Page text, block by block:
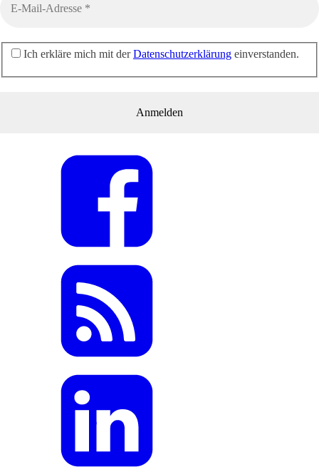
Ich erkläre mich mit derDatenschutzerklärung einverstanden.